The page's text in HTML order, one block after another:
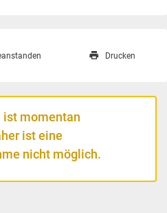
Drucken
ist momentan
ist eine
nicht möglich.